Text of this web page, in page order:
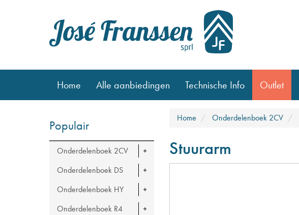
Home Alle aanbiedingen Technische Info Outlet
Populair
Onderdelenboek 2CV
Onderdelenboek DS
Onderdelenboek HY
Onderdelenboek R4
Home Onderdelenboek 2CV
Stuurarm